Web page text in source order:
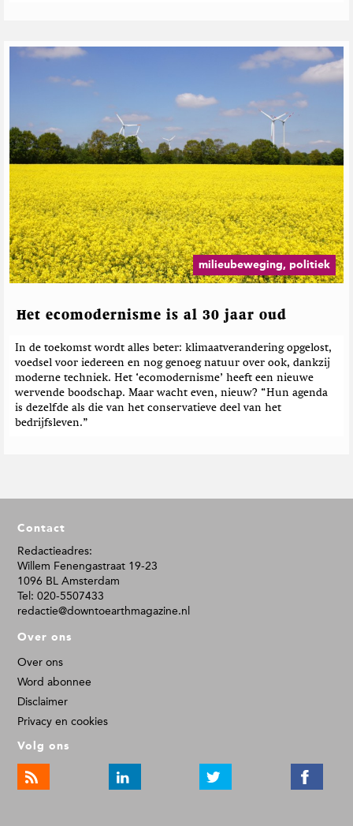
milieubeweging, politiek
Het ecomodernisme is al 30 jaar oud
In de toekomst wordt alles beter: klimaatverandering opgelost,
voedsel voor iedereen en nog genoeg natuur over ook, dankzij
moderne techniek. Het ‘ecomodernisme’ heeft een nieuwe
wervende boodschap. Maar wacht even, nieuw? “Hun agenda
is dezelfde als die van het conservatieve deel van het
bedrijfsleven.”
o
o
Contact
Redactieadres:
Willem Fenengastraat 19-23
1096 BL Amsterdam
Tel: 020-5507433
redactie@downtoearthmagazine.nl
Over ons
Over ons
Word abonnee
Disclaimer
Privacy en cookies
Volg ons